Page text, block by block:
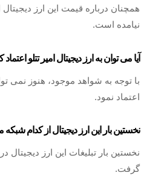
همچنان درباره قیمت این ارز
نیامده است.
آیا می توان به ارز دیجیتال امیر تتلو اعتماد
با توجه به شواهد موجود، هنوز نمی
اعتماد نمود.
نخستین بار این ارز دیجیتال از کدام
نخستین بار تبلیغات این ارز
گرفت.